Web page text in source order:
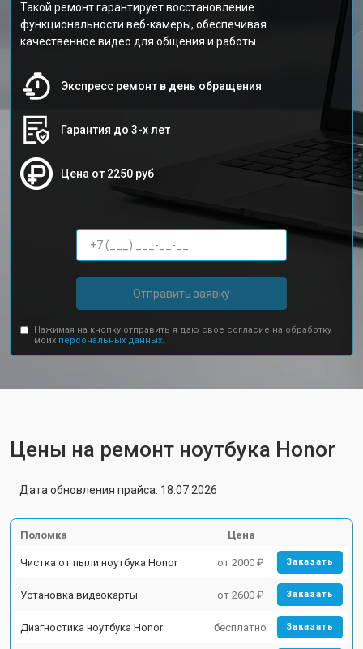
Такой ремонт гарантирует восстановление
функциональности веб-камеры, обеспечивая
качественное видео для общения и работы.
Экспресс ремонт в день обращения
Гарантия до 3-х лет
Цена от 2250 руб
Отправить заявку
Нажимая на кнопку отправить я даю свое согласие на обработку
моих персональных данных.
Цены на ремонт ноутбука Honor
Дата обновления прайса: 18.07.2026
Поломка Цена
Чистка от пыли ноутбука Honor от 2000 ₽ Заказать
Установка видеокарты от 2600 ₽ Заказать
Диагностика ноутбука Honor бесплатно Заказать